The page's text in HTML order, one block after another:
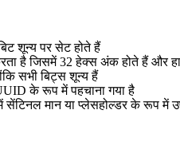
शून्य पर सेट होते हैं
है जिसमें 32 हेक्स अंक होते हैं और
सभी बिट्स शून्य हैं
के रूप में पहचाना गया है
मान या प्लेसहोल्डर के रूप में